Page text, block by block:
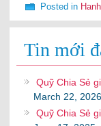
Posted in
Tin mới
Quỹ Chia Sẻ
March 22, 2026
Quỹ Chia Sẻ